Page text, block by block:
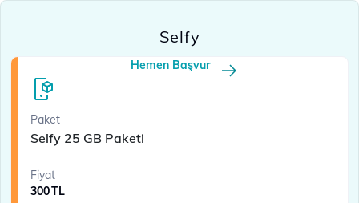
Selfy
Paket
Selfy 25 GB Paketi
Fiyat
300TL
Hemen Başvur